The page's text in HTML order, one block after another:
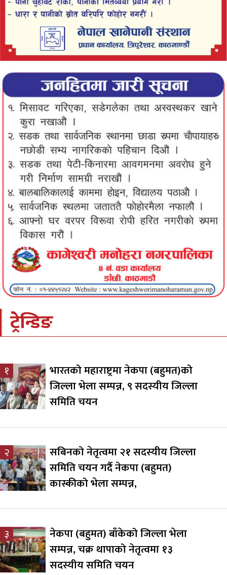
ट्रेन्डिङ
१
भारतको महाराष्ट्रमा नेकपा (बहुमत)को
जिल्ला भेला सम्पन्न, ९ सदस्यीय जिल्ला
समिति चयन
२
सबिनको नेतृत्वमा २१ सदस्यीय जिल्ला
समिति चयन गर्दै नेकपा (बहुमत)
कास्कीको भेला सम्पन्न,
३
नेकपा (बहुमत) बाँकेको जिल्ला भेला
सम्पन्न, चक्र थापाको नेतृत्वमा १३
सदस्यीय समिति चयन